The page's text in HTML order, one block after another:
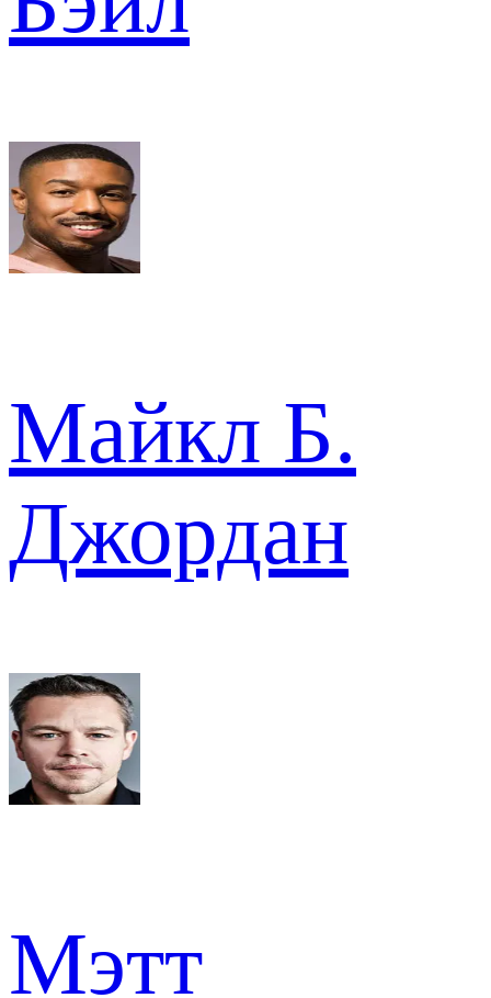
Майкл Б.
Джордан
Мэтт